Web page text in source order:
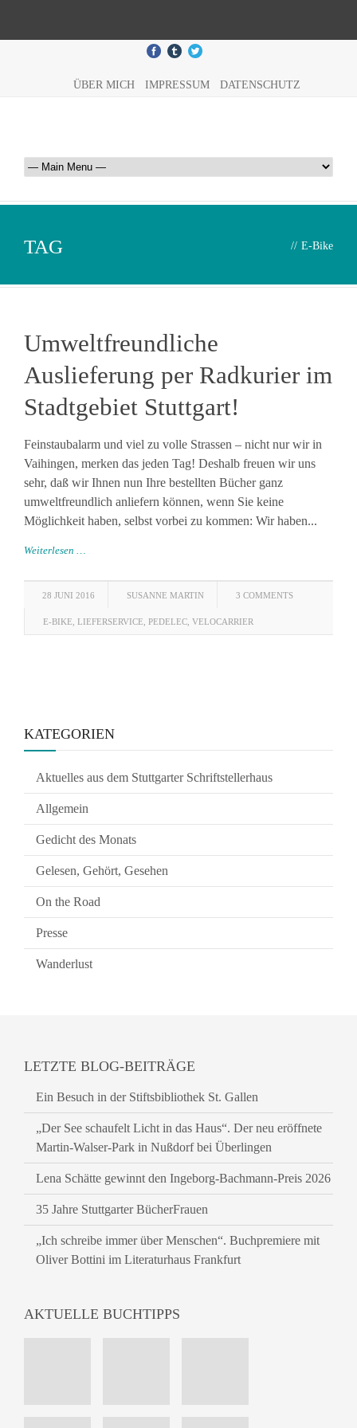
ÜBER MICH IMPRESSUM DATENSCHUTZ
TAG // E-Bike
Umweltfreundliche
Auslieferung per Radkurier im
Stadtgebiet Stuttgart!
Feinstaubalarm und viel zu volle Strassen – nicht nur wir in
Vaihingen, merken das jeden Tag! Deshalb freuen wir uns
sehr, daß wir Ihnen nun Ihre bestellten Bücher ganz
umweltfreundlich anliefern können, wenn Sie keine
Möglichkeit haben, selbst vorbei zu kommen: Wir haben...
Weiterlesen …
28 JUNI 2016 SUSANNE MARTIN 3 COMMENTS
E-BIKE LIEFERSERVICE PEDELEC VELOCARRIER
KATEGORIEN
Aktuelles aus dem Stuttgarter Schriftstellerhaus
Allgemein
Gedicht des Monats
Gelesen, Gehört, Gesehen
On the Road
Presse
Wanderlust
LETZTE BLOG-BEITRÄGE
Ein Besuch in der Stiftsbibliothek St. Gallen
„Der See schaufelt Licht in das Haus“. Der neu eröffnete
Martin-Walser-Park in Nußdorf bei Überlingen
Lena Schätte gewinnt den Ingeborg-Bachmann-Preis 2026
35 Jahre Stuttgarter BücherFrauen
„Ich schreibe immer über Menschen“. Buchpremiere mit
Oliver Bottini im Literaturhaus Frankfurt
AKTUELLE BUCHTIPPS